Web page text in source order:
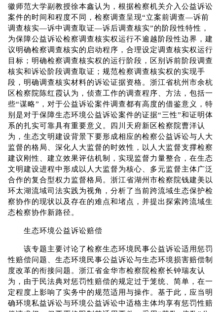
徽师范大学副教授徐本鑫认为，根据检察机关介入公益诉讼
案件的时间和程度不同，检察调查呈现“立案前调查—诉前
调查核实—诉中调查取证—诉后调查核实”的阶段性特性，
为保障公益诉讼检察调查核实权运行不逾越阶段性边界，建
议明确检察调查核实的启动程序，合理设定调查核实权运行
目标；明确检察调查核实权的运行阶段，区别诉前阶段调查
核实和诉讼阶段调查取证；规范检察调查核实权的实现手
段，明确调查核实材料的诉讼证据资格。浙江省杭州市余杭
区检察院陈红霞认为，侦查工作的调查程序、方法，包括一
些“谋略”，对于公益诉讼案件调查都有高度的借鉴意义，特
别是对于保障生态环境公益诉讼案件的证据“三性”和证明体
系的扎实可靠具有重要意义。四川天府新区检察院曹洋认
为，生态文明建设背景下要形成相应的检察公益诉讼与人大
监督的格局、深化人大监督的时效性，以人大监督支撑检察
建议刚性、建立效果评估机制，实现监督力量整合，在生态
文明建设进程中形成以人大监督为核心、多元监督主体广泛
合作的复合型权力监督格局。浙江省湖州市检察院钱建美以
环太湖流域司法实践为视角，分析了当前跨流域生态保护检
察协作的现状以及存在的难点和堵点，并提出探索跨流域生
态检察协作新路径。
生态环境公益诉讼赔偿
该专题主要讨论了检察生态环境民事公益诉讼适用惩罚
性赔偿问题、生态环境民事公益诉讼与生态环境损害赔偿制
度改革的衔接问题。浙江省金华市检察院检察长钟瑞友认
为，由于民法典对惩罚性赔偿的规定过于笼统、简单，在一
定程度上影响了实务中的规范适用与操作。基于此，应当明
确环境私益诉讼与环境公益诉讼中适格主体均享有惩罚性赔